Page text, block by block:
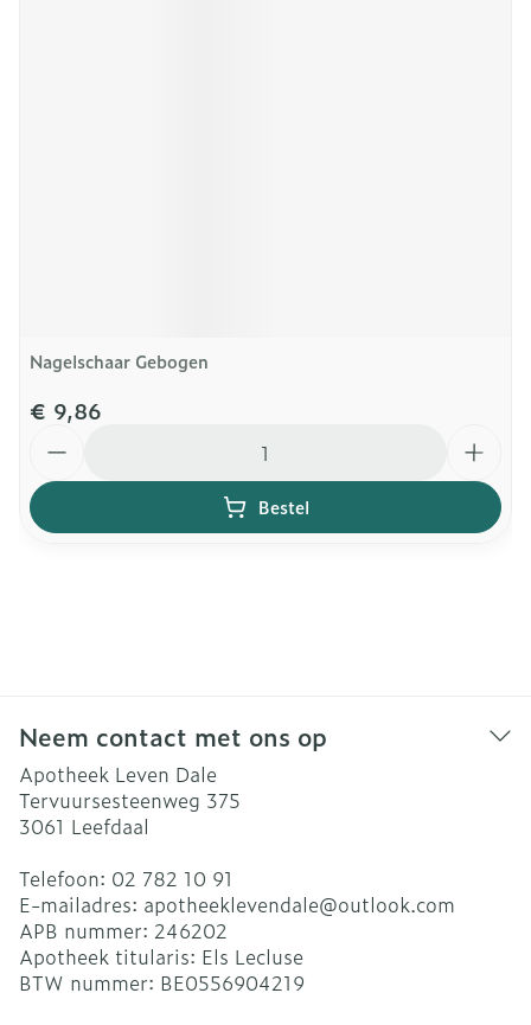
Nagelschaar Gebogen
€ 9,86
Bestel
Neem contact met ons op
Apotheek Leven Dale
Tervuursesteenweg 375
3061 Leefdaal
Telefoon: 02 782 10 91
E-mailadres: apotheeklevendale@outlook.com
APB nummer: 246202
Apotheek titularis: Els Lecluse
BTW nummer: BE0556904219